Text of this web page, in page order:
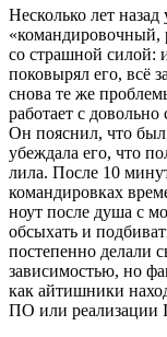
Несколько лет
«командировочный,
со страшной силой:
поковырял его, всё
снова те же
работает с
Он пояснил, что
убеждала его, что
лила. После 10
командировках
ноут после душа с
обсыхать и
постепенно делали
зависимостью, но
как айтишники
ПО или реализации